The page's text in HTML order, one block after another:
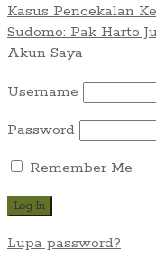
Kasus Pencekalan
Sudomo: Pak Harto
Akun Saya
Username
Password
Remember Me
Lupa password?